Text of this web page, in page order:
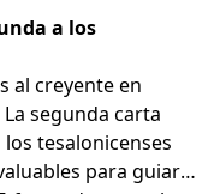
a los
al creyente en
segunda carta
tesalonicenses
para guiar a